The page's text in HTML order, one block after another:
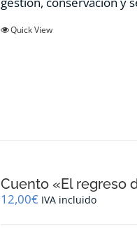
Quick View
Cuento «El regreso
12,00€ IVA incluido